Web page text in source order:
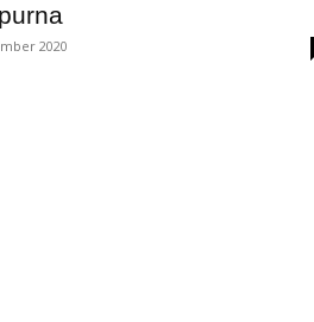
2020